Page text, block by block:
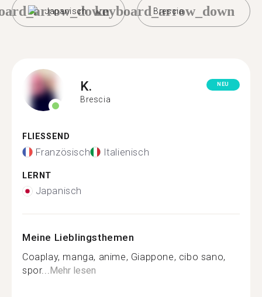
Japanisch Brescia
keyboard_arrow_down
K.
Brescia
NEU
FLIESSEND
Französisch Italienisch
LERNT
Japanisch
Meine Lieblingsthemen
Coaplay, manga, anime, Giappone, cibo sano,
spor...Mehr lesen